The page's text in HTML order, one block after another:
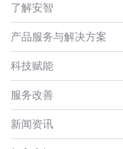
了解安智
产品服务与解决方案
科技赋能
服务改善
新闻资讯